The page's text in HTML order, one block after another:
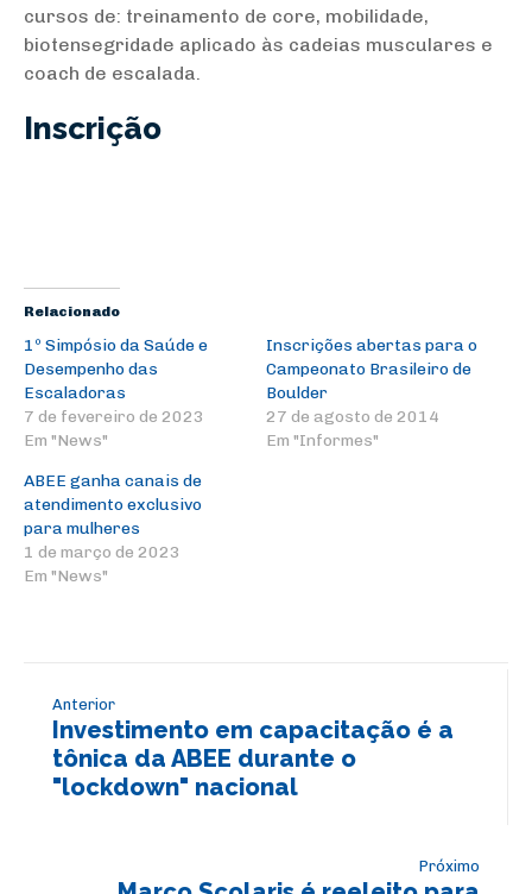
cursos de: treinamento de core, mobilidade,
biotensegridade aplicado às cadeias musculares e
coach de escalada.
Inscrição
Relacionado
1º Simpósio da Saúde e
Desempenho das
Escaladoras
7 de fevereiro de 2023
Em "News"
Inscrições abertas para o
Campeonato Brasileiro de
Boulder
27 de agosto de 2014
Em "Informes"
ABEE ganha canais de
atendimento exclusivo
para mulheres
1 de março de 2023
Em "News"
Anterior
Investimento em capacitação é a
tônica da ABEE durante o
"lockdown" nacional
Próximo